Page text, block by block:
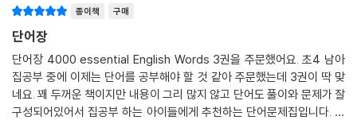
종이책 구매
단어장
단어장 4000 essential English Words 3권을 주문했어요. 초4 남아
집공부 중에 이제는 단어를 공부해야 할 것 같아 주문했는데 3권이 딱 맞
네요. 꽤 두꺼운 책이지만 내용이 그리 많지 않고 단어도 풀이와 문제가 잘
구성되어있어서 집공부 하는 아이들에게 추천하는 단어문제집입니다. 올